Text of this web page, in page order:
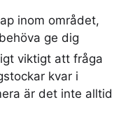
inom området,
ge dig
viktigt att fråga
kvar i
är det inte alltid